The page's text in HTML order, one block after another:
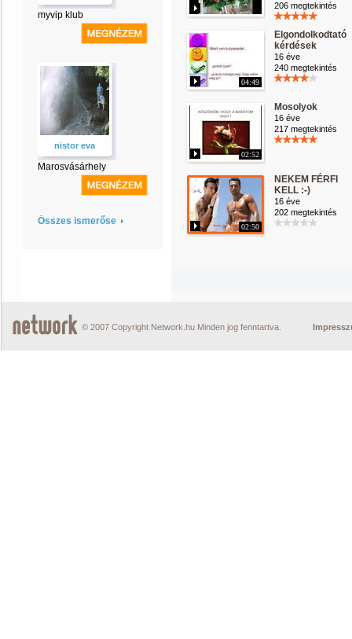
myvip klub
nistor eva
Marosvásárhely
Összes ismerőse
206 megtekintés
04:49
Elgondolkodtató
kérdések
16 éve
240 megtekintés
02:52
Mosolyok
16 éve
217 megtekintés
02:50
NEKEM FÉRFI
KELL :-)
16 éve
202 megtekintés
© 2007 Copyright Network.hu Minden jog fenntartva.